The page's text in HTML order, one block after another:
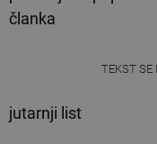
članka
TEKST SE
jutarnji list